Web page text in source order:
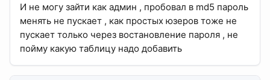
И не могу зайти как админ , пробовал в md5 пароль
менять не пускает , как простых юзеров тоже не
пускает только через востановление пароля , не
пойму какую таблицу надо добавить